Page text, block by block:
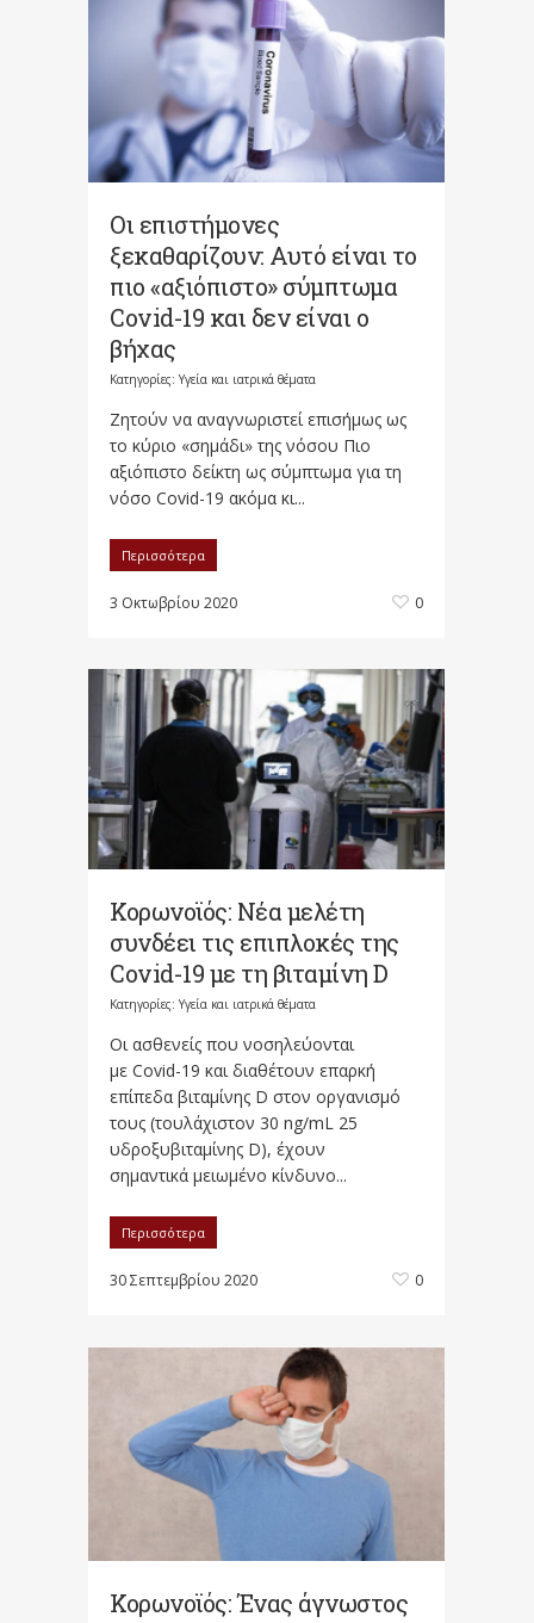
Οι επιστήμονες
ξεκαθαρίζουν: Αυτό είναι το
πιο «αξιόπιστο» σύμπτωμα
Covid-19 και δεν είναι ο
βήχας
Κατηγορίες: Υγεία και ιατρικά θέματα
Ζητούν να αναγνωριστεί επισήμως ως
το κύριο «σημάδι» της νόσου Πιο
αξιόπιστο δείκτη ως σύμπτωμα για τη
νόσο Covid-19 ακόμα κι...
Περισσότερα
3 Οκτωβρίου 2020 0
Κορωνοϊός: Νέα μελέτη
συνδέει τις επιπλοκές της
Covid-19 με τη βιταμίνη D
Κατηγορίες: Υγεία και ιατρικά θέματα
Οι ασθενείς που νοσηλεύονται
με Covid-19 και διαθέτουν επαρκή
επίπεδα βιταμίνης D στον οργανισμό
τους (τουλάχιστον 30 ng/mL 25
υδροξυβιταμίνης D), έχουν
σημαντικά μειωμένο κίνδυνο...
Περισσότερα
30 Σεπτεμβρίου 2020 0
Κορωνοϊός: Ένας άγνωστος